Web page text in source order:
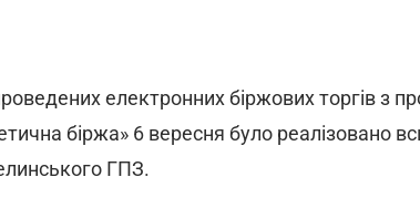
електронних біржових торгів з
біржа» 6 вересня було реалізовано
ГПЗ.